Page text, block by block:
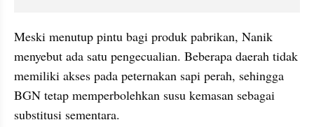
Meski menutup pintu bagi produk pabrikan, Nanik
menyebut ada satu pengecualian. Beberapa daerah tidak
memiliki akses pada peternakan sapi perah, sehingga
BGN tetap memperbolehkan susu kemasan sebagai
substitusi sementara.